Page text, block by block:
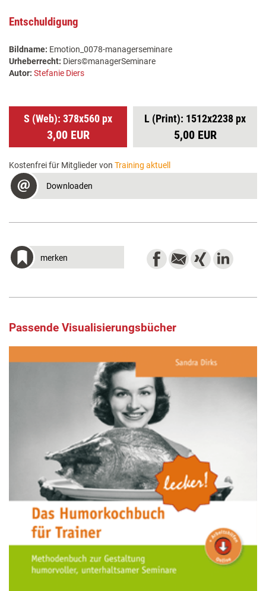
Entschuldigung
Bildname: Emotion_0078-managerseminare
Urheberrecht: Diers©managerSeminare
Autor: Stefanie Diers
S (Web): 378x560 px
3,00 EUR
L (Print): 1512x2238 px
5,00 EUR
Kostenfrei für Mitglieder von Training aktuell
Downloaden
merken
Passende Visualisierungsbücher